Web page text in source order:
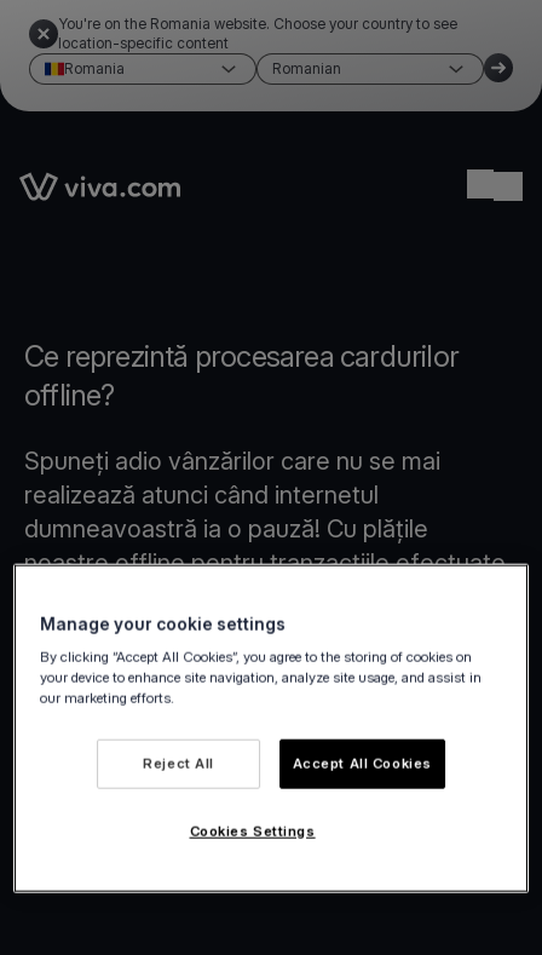
You're on the Romania website. Choose your country to see
location-specific content
Romania
Romanian
Link to the homepage
Ce reprezintă procesarea cardurilor
offline?
Spuneți adio vânzărilor care nu se mai
realizează atunci când internetul
dumneavoastră ia o pauză! Cu plățile
noastre offline pentru tranzacțiile efectuate
indiferent de situație.
Manage your cookie settings
By clicking “Accept All Cookies”, you agree to the storing of cookies on
your device to enhance site navigation, analyze site usage, and assist in
our marketing efforts.
Reject All Accept All Cookies
Cookies Settings